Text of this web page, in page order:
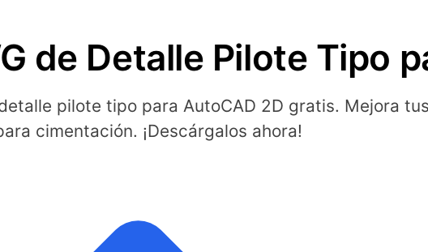
de Detalle Pilote Tipo
pilote tipo para AutoCAD 2D gratis. Mejora
cimentación. ¡Descárgalos ahora!